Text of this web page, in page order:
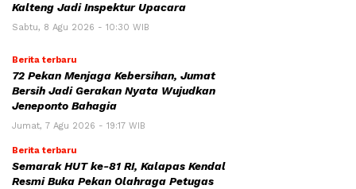
Kalteng Jadi Inspektur Upacara
Sabtu, 8 Agu 2026 - 10:30 WIB
Berita terbaru
72 Pekan Menjaga Kebersihan, Jumat
Bersih Jadi Gerakan Nyata Wujudkan
Jeneponto Bahagia
Jumat, 7 Agu 2026 - 19:17 WIB
Berita terbaru
Semarak HUT ke-81 RI, Kalapas Kendal
Resmi Buka Pekan Olahraga Petugas